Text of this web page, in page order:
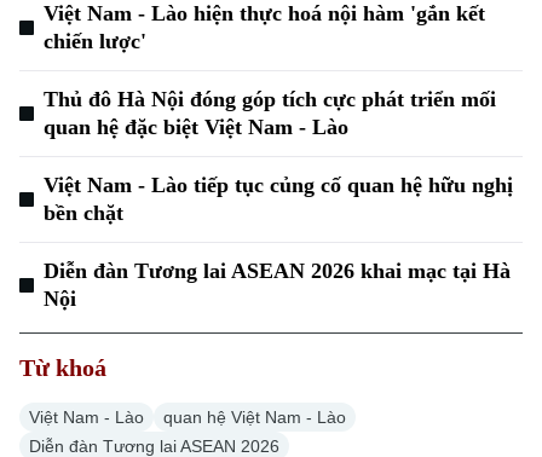
Xu hướng
Việt Nam - Lào hiện thực hoá nội hàm 'gắn kết
chiến lược'
Thủ đô Hà Nội đóng góp tích cực phát triển mối
quan hệ đặc biệt Việt Nam - Lào
Việt Nam - Lào tiếp tục củng cố quan hệ hữu nghị
bền chặt
Diễn đàn Tương lai ASEAN 2026 khai mạc tại Hà
Nội
Từ khoá
Việt Nam - Lào
quan hệ Việt Nam - Lào
Diễn đàn Tương lai ASEAN 2026